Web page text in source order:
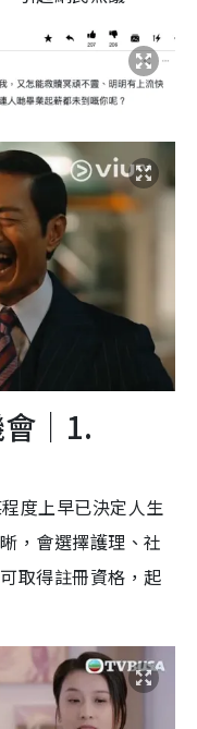
｜1.
度上早已決定人生
，會選擇護理、社
取得註冊資格，起